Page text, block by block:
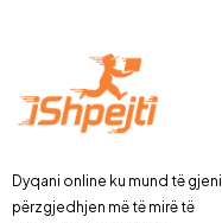
Dyqani online ku mund të gjeni
përzgjedhjen më të mirë të